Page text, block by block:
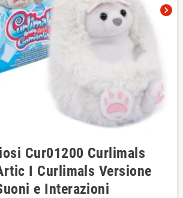
chevron_right
Cur01200 Curlimals
I Curlimals Versione
e Interazioni